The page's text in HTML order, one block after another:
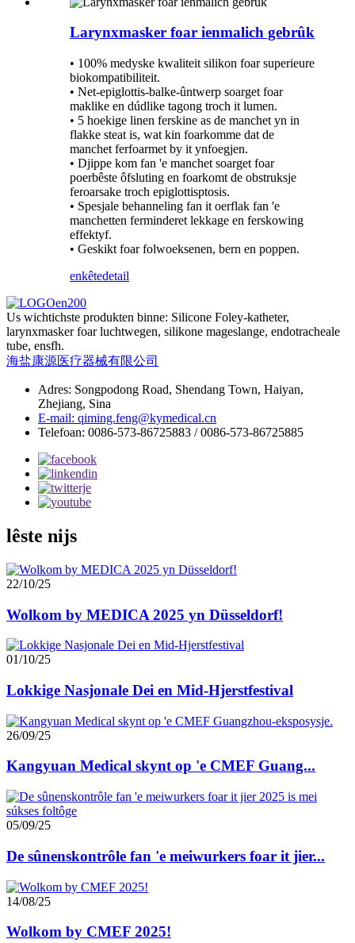
Larynxmasker foar ienmalich gebrûk
• 100% medyske kwaliteit silikon foar superieure
biokompatibiliteit.
• Net-epiglottis-balke-ûntwerp soarget foar
maklike en dúdlike tagong troch it lumen.
• 5 hoekige linen ferskine as de manchet yn in
flakke steat is, wat kin foarkomme dat de
manchet ferfoarmet by it ynfoegjen.
• Djippe kom fan 'e manchet soarget foar
poerbêste ôfsluting en foarkomt de obstruksje
feroarsake troch epiglottisptosis.
• Spesjale behanneling fan it oerflak fan 'e
manchetten ferminderet lekkage en ferskowing
effektyf.
• Geskikt foar folwoeksenen, bern en poppen.
enkêtedetail
Us wichtichste produkten binne: Silicone Foley-katheter,
larynxmasker foar luchtwegen, silikone mageslange, endotracheale
tube, ensfh.
海盐康源医疗器械有限公司
Adres: Songpodong Road, Shendang Town, Haiyan,
Zhejiang, Sina
E-mail: qiming.feng@kymedical.cn
Telefoan: 0086-573-86725883 / 0086-573-86725885
lêste nijs
22/10/25
Wolkom by MEDICA 2025 yn Düsseldorf!
01/10/25
Lokkige Nasjonale Dei en Mid-Hjerstfestival
26/09/25
Kangyuan Medical skynt op 'e CMEF Guang...
05/09/25
De sûnenskontrôle fan 'e meiwurkers foar it jier...
14/08/25
Wolkom by CMEF 2025!